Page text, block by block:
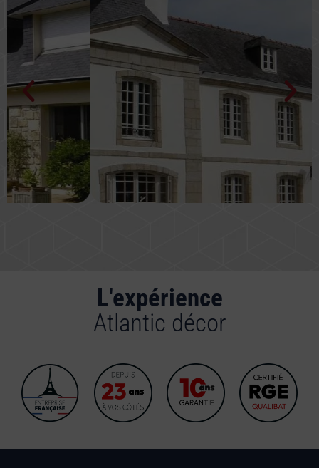
L'expérience
Atlantic décor